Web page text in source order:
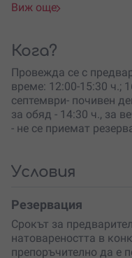
сякаш спира. Очаква
съчетаващо
ресторанта,
сезона. Всяко ястие е
и като вкус, а
философия на
възможност да се
продължава около
дегустационното
избираш според
винена листа или
от барманите.
Виж още
Кога?
Провежда се с
време: 12:00-15:30 ч.;
септември- почивен
за обяд - 14:30 ч., за
- не се приемат
Условия
Резервация
Срокът за
натовареността в
препоръчително да е